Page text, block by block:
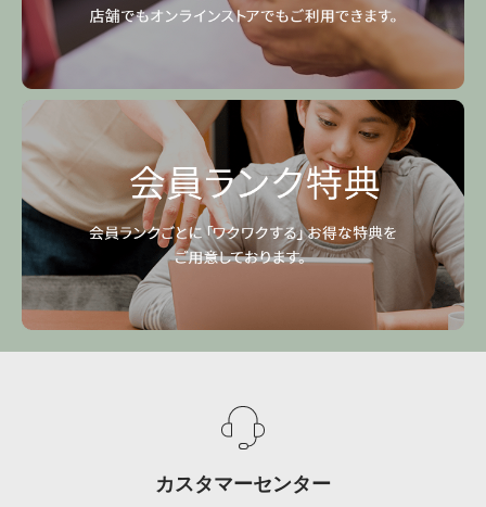
カスタマーセンター